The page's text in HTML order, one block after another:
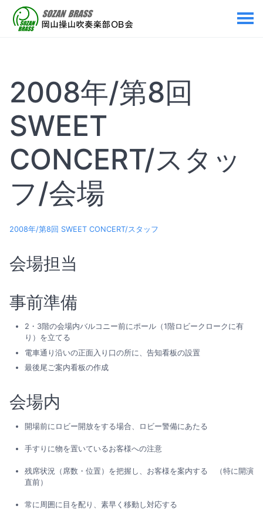
2008年/第8回
SWEET
CONCERT/スタッ
フ/会場
2008年/第8回 SWEET CONCERT/スタッフ
会場担当
事前準備
2・3階の会場内バルコニー前にポール（1階ロビークロークに有
り）を立てる
電車通り沿いの正面入り口の所に、告知看板の設置
最後尾ご案内看板の作成
会場内
開場前にロビー開放をする場合、ロビー警備にあたる
手すりに物を置いているお客様への注意
残席状況（席数・位置）を把握し、お客様を案内する （特に開演
直前）
常に周囲に目を配り、素早く移動し対応する